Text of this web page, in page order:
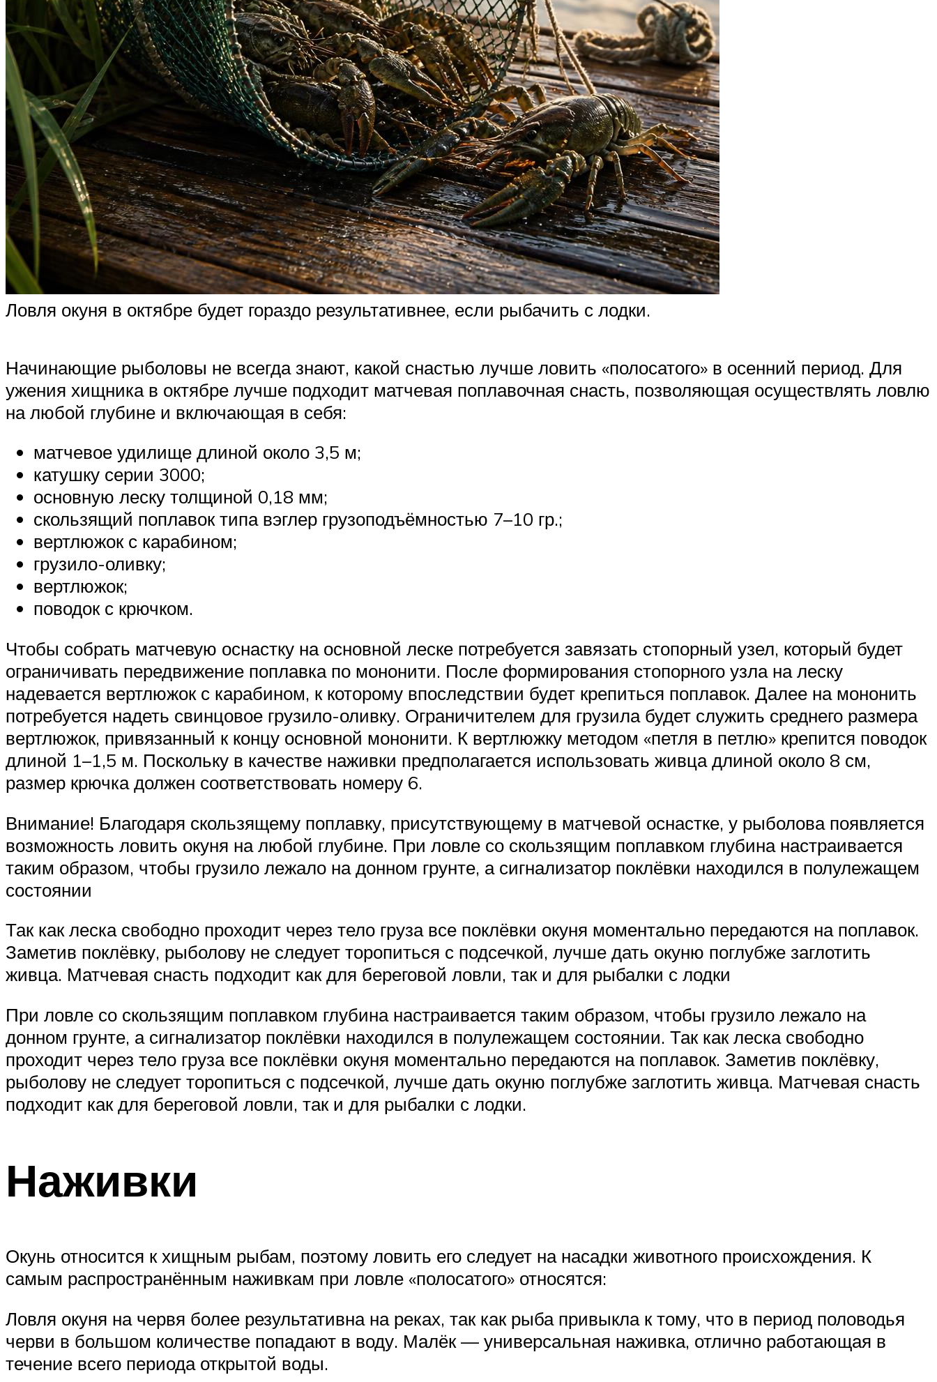
Ловля окуня в октябре будет гораздо результативнее, если рыбачить с лодки.
Начинающие рыболовы не всегда знают, какой снастью лучше ловить «полосатого» в осенний период. Для
ужения хищника в октябре лучше подходит матчевая поплавочная снасть, позволяющая осуществлять ловлю
на любой глубине и включающая в себя:
матчевое удилище длиной около 3,5 м;
катушку серии 3000;
основную леску толщиной 0,18 мм;
скользящий поплавок типа вэглер грузоподъёмностью 7–10 гр.;
вертлюжок с карабином;
грузило-оливку;
вертлюжок;
поводок с крючком.
Чтобы собрать матчевую оснастку на основной леске потребуется завязать стопорный узел, который будет
ограничивать передвижение поплавка по мононити. После формирования стопорного узла на леску
надевается вертлюжок с карабином, к которому впоследствии будет крепиться поплавок. Далее на мононить
потребуется надеть свинцовое грузило-оливку. Ограничителем для грузила будет служить среднего размера
вертлюжок, привязанный к концу основной мононити. К вертлюжку методом «петля в петлю» крепится поводок
длиной 1–1,5 м. Поскольку в качестве наживки предполагается использовать живца длиной около 8 см,
размер крючка должен соответствовать номеру 6.
Внимание! Благодаря скользящему поплавку, присутствующему в матчевой оснастке, у рыболова появляется
возможность ловить окуня на любой глубине. При ловле со скользящим поплавком глубина настраивается
таким образом, чтобы грузило лежало на донном грунте, а сигнализатор поклёвки находился в полулежащем
состоянии
Так как леска свободно проходит через тело груза все поклёвки окуня моментально передаются на поплавок.
Заметив поклёвку, рыболову не следует торопиться с подсечкой, лучше дать окуню поглубже заглотить
живца. Матчевая снасть подходит как для береговой ловли, так и для рыбалки с лодки
При ловле со скользящим поплавком глубина настраивается таким образом, чтобы грузило лежало на
донном грунте, а сигнализатор поклёвки находился в полулежащем состоянии. Так как леска свободно
проходит через тело груза все поклёвки окуня моментально передаются на поплавок. Заметив поклёвку,
рыболову не следует торопиться с подсечкой, лучше дать окуню поглубже заглотить живца. Матчевая снасть
подходит как для береговой ловли, так и для рыбалки с лодки.
Наживки
Окунь относится к хищным рыбам, поэтому ловить его следует на насадки животного происхождения. К
самым распространённым наживкам при ловле «полосатого» относятся:
Ловля окуня на червя более результативна на реках, так как рыба привыкла к тому, что в период половодья
черви в большом количестве попадают в воду. Малёк — универсальная наживка, отлично работающая в
течение всего периода открытой воды.